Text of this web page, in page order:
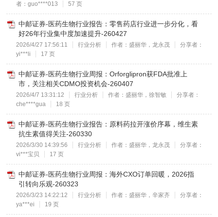
者：guo****013
57 页
中邮证券-医药生物行业报告：零售药店行业进一步分化，看
好26年行业集中度加速提升-260427
2026/4/27 17:56:11 行业分析 作者：盛丽华，龙永茂
分享者：
yi***li
17 页
中邮证券-医药生物行业周报：Orforglipron获FDA批准上
市，关注相关CDMO投资机会-260407
2026/4/7 13:31:12 行业分析 作者：盛丽华，徐智敏
分享者：
che****gua
18 页
中邮证券-医药生物行业报告：原料药拉开涨价序幕，维生素
抗生素值得关注-260330
2026/3/30 14:39:56 行业分析 作者：盛丽华，龙永茂
分享者：
vi***宝贝
17 页
中邮证券-医药生物行业周报：海外CXO订单回暖，2026指
引转向乐观-260323
2026/3/23 14:22:12 行业分析 作者：盛丽华，辛家齐
分享者：
ya***ei
19 页